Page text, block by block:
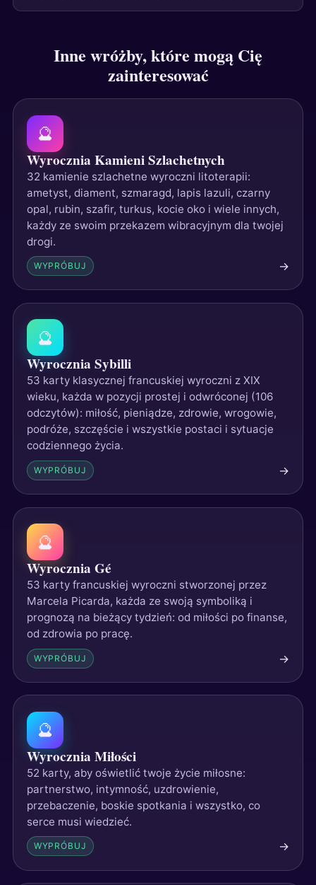
Inne wróżby, które mogą Cię
zainteresować
🔮
Wyrocznia Kamieni Szlachetnych
32 kamienie szlachetne wyroczni litoterapii:
ametyst, diament, szmaragd, lapis lazuli, czarny
opal, rubin, szafir, turkus, kocie oko i wiele innych,
każdy ze swoim przekazem wibracyjnym dla twojej
drogi.
WYPRÓBUJ →
🔮
Wyrocznia Sybilli
53 karty klasycznej francuskiej wyroczni z XIX
wieku, każda w pozycji prostej i odwróconej (106
odczytów): miłość, pieniądze, zdrowie, wrogowie,
podróże, szczęście i wszystkie postaci i sytuacje
codziennego życia.
WYPRÓBUJ →
🔮
Wyrocznia Gé
53 karty francuskiej wyroczni stworzonej przez
Marcela Picarda, każda ze swoją symboliką i
prognozą na bieżący tydzień: od miłości po finanse,
od zdrowia po pracę.
WYPRÓBUJ →
🔮
Wyrocznia Miłości
52 karty, aby oświetlić twoje życie miłosne:
partnerstwo, intymność, uzdrowienie,
przebaczenie, boskie spotkania i wszystko, co
serce musi wiedzieć.
WYPRÓBUJ →